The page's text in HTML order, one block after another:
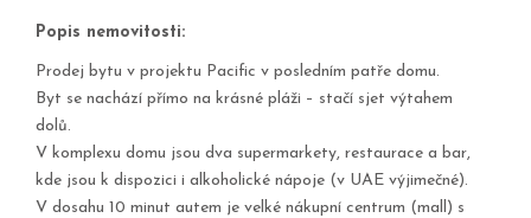
Popis nemovitosti:
Prodej bytu v projektu Pacific v posledním patře domu.
Byt se nachází přímo na krásné pláži – stačí sjet výtahem
dolů.
V komplexu domu jsou dva supermarkety, restaurace a bar,
kde jsou k dispozici i alkoholické nápoje (v UAE výjimečné).
V dosahu 10 minut autem je velké nákupní centrum (mall) s